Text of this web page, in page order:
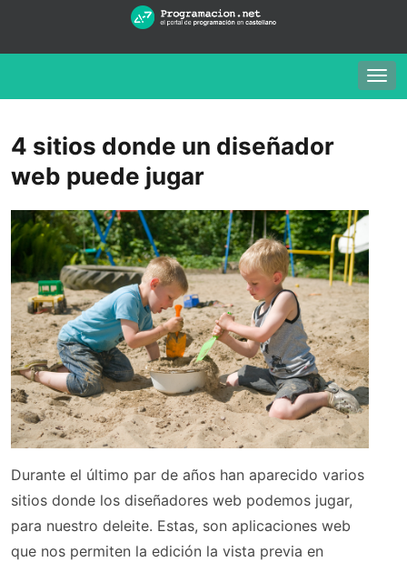
4 sitios donde un diseñador
web puede jugar
Durante el último par de años han aparecido varios
sitios donde los diseñadores web podemos jugar,
para nuestro deleite. Estas, son aplicaciones web
que nos permiten la edición la vista previa en